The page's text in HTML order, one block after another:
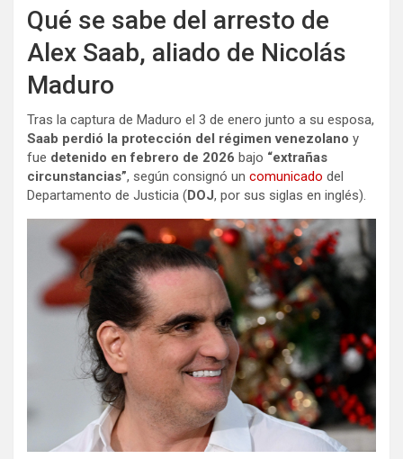
Qué se sabe del arresto de
Alex Saab, aliado de Nicolás
Maduro
Tras la captura de Maduro el 3 de enero junto a su esposa,
Saab perdió la protección del régimen venezolano y
fue detenido en febrero de 2026 bajo “extrañas
circunstancias”, según consignó un comunicado del
Departamento de Justicia (DOJ, por sus siglas en inglés).